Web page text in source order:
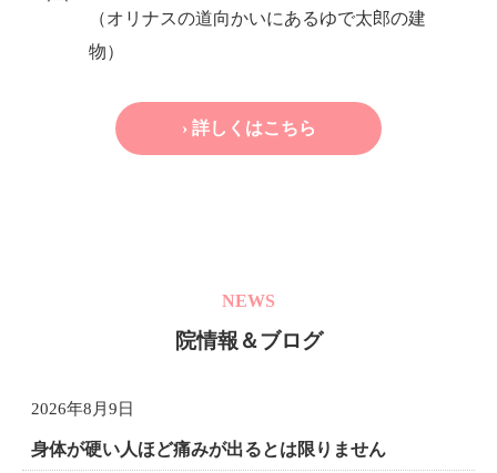
（オリナスの道向かいにあるゆで太郎の建
物）
› 詳しくはこちら
NEWS
院情報＆ブログ
2026年8月9日
身体が硬い人ほど痛みが出るとは限りません